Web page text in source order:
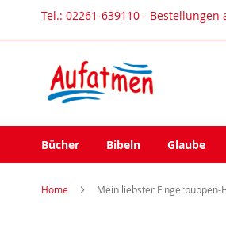
Direkt
Tel.: 02261-639110 -
Bücher Bibeln Glaube
Home Mein liebster Fingerpuppen-